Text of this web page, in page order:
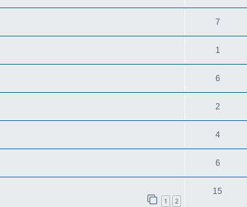
7
1
6
2
4
6
1 2
15